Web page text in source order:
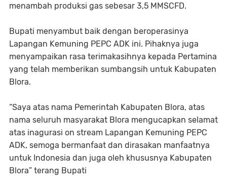
menambah produksi gas sebesar 3,5 MMSCFD.
Bupati menyambut baik dengan beroperasinya
Lapangan Kemuning PEPC ADK ini. Pihaknya juga
menyampaikan rasa terimakasihnya kepada Pertamina
yang telah memberikan sumbangsih untuk Kabupaten
Blora.
“Saya atas nama Pemerintah Kabupaten Blora, atas
nama seluruh masyarakat Blora mengucapkan selamat
atas inagurasi on stream Lapangan Kemuning PEPC
ADK, semoga bermanfaat dan dirasakan manfaatnya
untuk Indonesia dan juga oleh khususnya Kabupaten
Blora” terang Bupati